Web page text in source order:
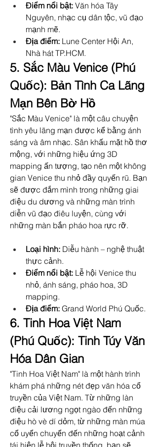
Điểm nổi bật: Văn hóa Tây
Nguyên, nhạc cụ dân tộc, vũ đạo
mạnh mẽ.
Địa điểm: Lune Center Hội An,
Nhà hát TP.HCM.
5. Sắc Màu Venice (Phú
Quốc): Bản Tình Ca Lãng
Mạn Bên Bờ Hồ
"Sắc Màu Venice" là một câu chuyện
tình yêu lãng mạn được kể bằng ánh
sáng và âm nhạc. Sân khấu mặt hồ thơ
mộng, với những hiệu ứng 3D
mapping ấn tượng, tạo nên một không
gian Venice thu nhỏ đầy quyến rũ. Bạn
sẽ được đắm mình trong những giai
điệu du dương và những màn trình
diễn vũ đạo điêu luyện, cùng với
những màn bắn pháo hoa rực rỡ.
Loại hình: Diễu hành – nghệ thuật
thực cảnh.
Điểm nổi bật: Lễ hội Venice thu
nhỏ, ánh sáng, pháo hoa, 3D
mapping.
Địa điểm: Grand World Phú Quốc.
6. Tinh Hoa Việt Nam
(Phú Quốc): Tinh Túy Văn
Hóa Dân Gian
"Tinh Hoa Việt Nam" là một hành trình
khám phá những nét đẹp văn hóa cổ
truyền của Việt Nam. Từ những làn
điệu cải lương ngọt ngào đến những
điệu hò vè dí dỏm, từ những màn múa
cổ uyển chuyển đến những hoạt cảnh
tái hiện lễ hội truyền thống, bạn sẽ